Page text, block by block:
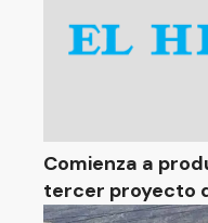
Comienza a
tercer proyecto